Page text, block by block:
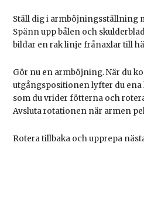
Ställ dig i armböjningsställning
Spänn upp bålen och
bildar en rak linje frånaxlar till
Gör nu en armböjning. När du
utgångspositionen lyfter du
som du vrider fötterna och
Avsluta rotationen när armen
Rotera tillbaka och upprepa